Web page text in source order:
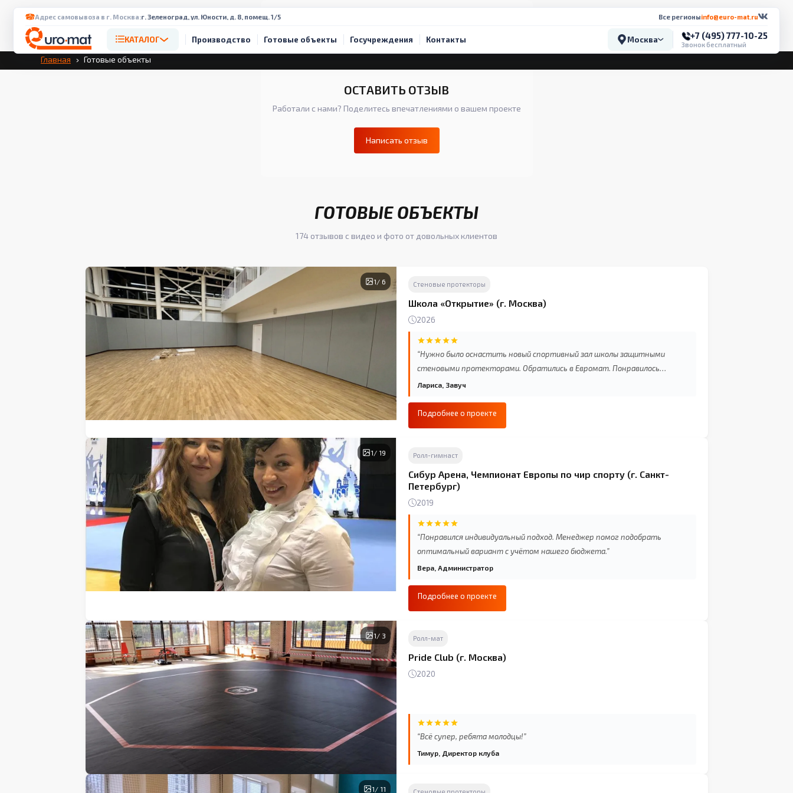
Адрес самовывоза в г. Москва:г. Зеленоград, ул. Юности, д. 8, помещ. 1/5 Все регионыinfo@euro-mat.ru
КАТАЛОГ Производство Готовые объекты Госучреждения Контакты Москва +7 (495) 777-10-25
Звонок бесплатный
Перейти к содержимому
Главная Готовые объекты
ОСТАВИТЬ ОТЗЫВ
Работали с нами? Поделитесь впечатлениями о вашем проекте
Написать отзыв
ГОТОВЫЕ ОБЪЕКТЫ
174 отзывов с видео и фото от довольных клиентов
1/ 6 Стеновые протекторы
Школа «Открытие» (г. Москва)
2026
“Нужно было оснастить новый спортивный зал школы защитными
стеновыми протекторами. Обратились в Евромат. Понравилось
общение с менеджером, она нам показала примеры подобных залов,
стены, менеджер подробно объяснила какие протекторы нужны в
нашем случае, и как будет проходить монтаж. Всё было прозрачно.
Лариса, Завуч
Подробнее о проекте
1/ 19 Ролл-гимнаст
Сибур Арена, Чемпионат Европы по чир спорту (г. Санкт-
Петербург)
2019
“Понравился индивидуальный подход. Менеджер помог подобрать
оптимальный вариант с учётом нашего бюджета.”
Вера, Администратор
Подробнее о проекте
1/ 3 Ролл-мат
Pride Club (г. Москва)
2020
“Всё супер, ребята молодцы!”
Тимур, Директор клуба
1/ 11